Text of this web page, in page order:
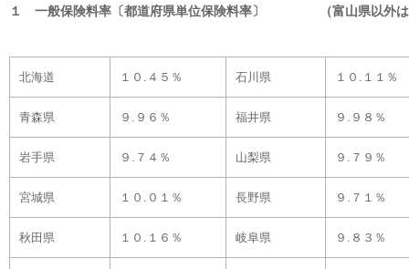
１ 一般保険料率〔都道府県単位保険料率〕 （富山県以外は
北海道 １０.４５％ 石川県 １０.１１％
青森県 ９.９６％ 福井県 ９.９８％
岩手県 ９.７４％ 山梨県 ９.７９％
宮城県 １０.０１％ 長野県 ９.７１％
秋田県 １０.１６％ 岐阜県 ９.８３％